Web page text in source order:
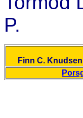
P.
Finn C.